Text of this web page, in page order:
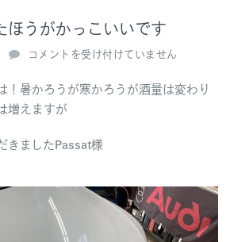
ほうがかっこいいです
色
合
わ
せ
ほ
コメントを受け付けていません
！暑かろうが寒かろうが酒量は変わり
増えますが
きましたPassat様